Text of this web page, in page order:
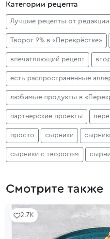
Категории рецепта
Лучшие рецепты от редакции
Творог 9% в «Перекрёстке»
впечатляющий рецепт
есть распространенные
любимые продукты в
партнерские проекты
просто сырники
сырники с творогом
Смотрите также
2.7K